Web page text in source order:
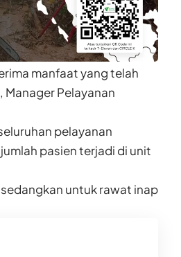
manfaat yang telah
Manager Pelayanan
pelayanan
pasien terjadi di unit
untuk rawat inap